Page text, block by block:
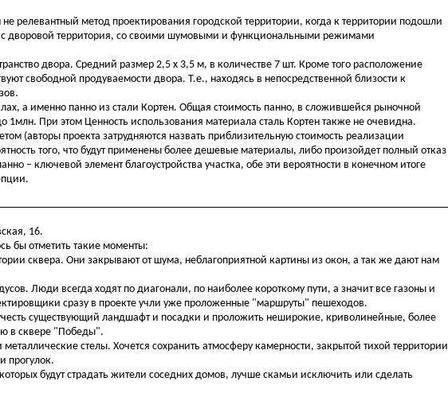
релевантный метод проектирования городской территории, когда к территории подошли
с дворовой территория, со своими шумовыми и функциональными режимами
двора. Средний размер 2,5 х 3,5 м, в количестве 7 шт. Кроме того расположение
свободной продуваемости двора. Т.е., находясь в непосредственной близости к
а именно панно из стали Кортен. Общая стоимость панно, в сложившейся рыночной
1млн. При этом Ценность использования материала сталь Кортен также не очевидна.
(авторы проекта затрудняются назвать приблизительную стоимость реализации
того, что будут применены более дешевые материалы, либо произойдет полный отказ
– ключевой элемент благоустройства участка, обе эти вероятности в конечном итоге
16.
бы отметить такие моменты:
сквера. Они закрывают от шума, неблагоприятной картины из окон, а так же дают нам
Люди всегда ходят по диагонали, по наиболее короткому пути, а значит все газоны и
сразу в проекте учли уже проложенные "маршруты" пешеходов.
существующий ландшафт и посадки и проложить неширокие, криволинейные, более
в сквере "Победы".
стелы. Хочется сохранить атмосферу камерности, закрытой тихой территории
прогулок.
будут страдать жители соседних домов, лучше скамьи исключить или сделать